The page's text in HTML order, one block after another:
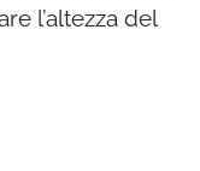
l’altezza del